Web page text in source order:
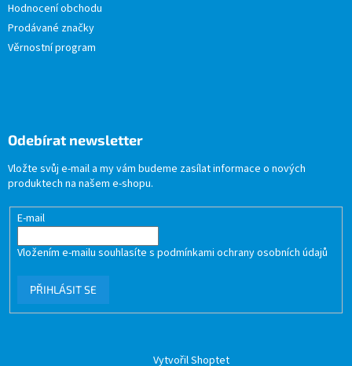
Hodnocení obchodu
Prodávané značky
Věrnostní program
Odebírat newsletter
Vložte svůj e-mail a my vám budeme zasílat informace o nových
produktech na našem e-shopu.
E-mail
Vložením e-mailu souhlasíte s podmínkami ochrany osobních údajů
PŘIHLÁSIT SE
Vytvořil Shoptet